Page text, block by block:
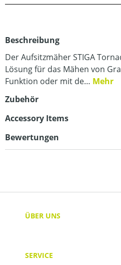
Beschreibung
Der Aufsitzmäher STIGA
Lösung für das Mähen von
Funktion oder mit de… Mehr
Zubehör
Accessory Items
Bewertungen
ÜBER UNS
SERVICE